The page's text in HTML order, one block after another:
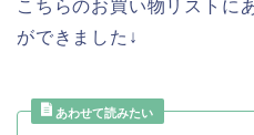
こちらのお買い物リストに
ができました↓